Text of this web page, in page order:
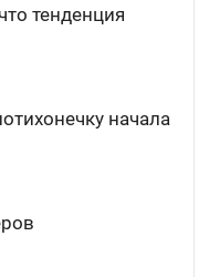
тенденция
начала